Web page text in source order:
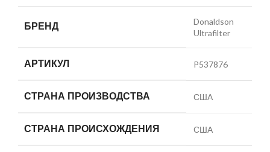
БРЕНД
Donaldson
Ultrafilter
АРТИКУЛ P537876
СТРАНА ПРОИЗВОДСТВА США
СТРАНА ПРОИСХОЖДЕНИЯ США